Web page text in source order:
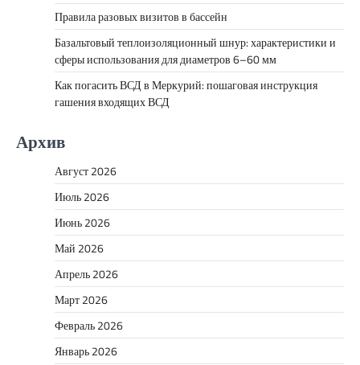
Правила разовых визитов в бассейн
Базальтовый теплоизоляционный шнур: характеристики и
сферы использования для диаметров 6–60 мм
Как погасить ВСД в Меркурий: пошаговая инструкция
гашения входящих ВСД
Архив
Август 2026
Июль 2026
Июнь 2026
Май 2026
Апрель 2026
Март 2026
Февраль 2026
Январь 2026